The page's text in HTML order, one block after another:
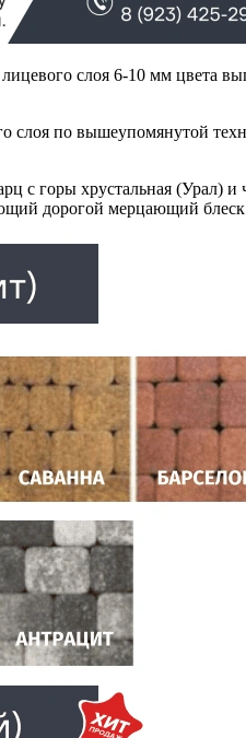
слоя 6-10 мм цвета
по вышеупомянутой
с горы хрустальная (Урал)
дорогой мерцающий